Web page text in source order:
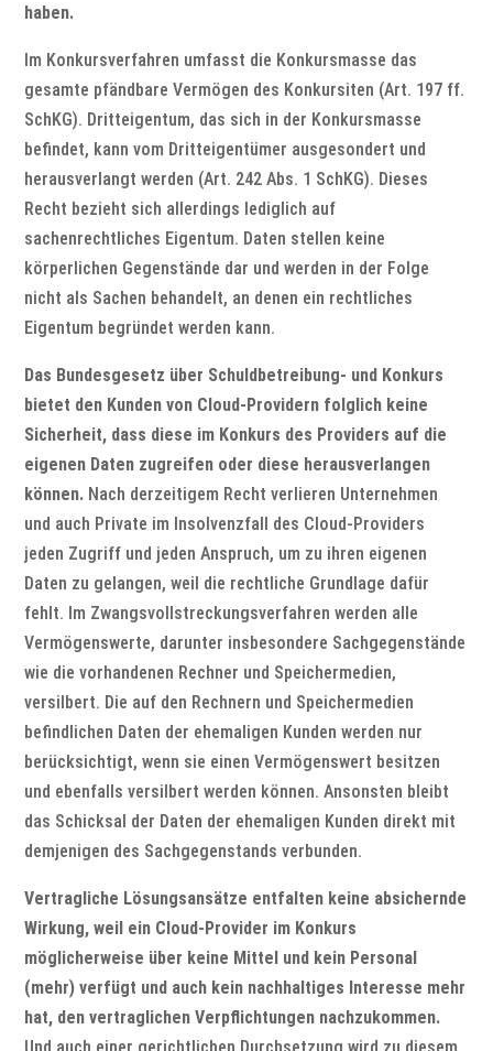
haben.
Im Konkursverfahren umfasst die Konkursmasse das
gesamte pfändbare Vermögen des Konkursiten (Art. 197 ff.
SchKG). Dritteigentum, das sich in der Konkursmasse
befindet, kann vom Dritteigentümer ausgesondert und
herausverlangt werden (Art. 242 Abs. 1 SchKG). Dieses
Recht bezieht sich allerdings lediglich auf
sachenrechtliches Eigentum. Daten stellen keine
körperlichen Gegenstände dar und werden in der Folge
nicht als Sachen behandelt, an denen ein rechtliches
Eigentum begründet werden kann.
Das Bundesgesetz über Schuldbetreibung- und Konkurs
bietet den Kunden von Cloud-Providern folglich keine
Sicherheit, dass diese im Konkurs des Providers auf die
eigenen Daten zugreifen oder diese herausverlangen
können. Nach derzeitigem Recht verlieren Unternehmen
und auch Private im Insolvenzfall des Cloud-Providers
jeden Zugriff und jeden Anspruch, um zu ihren eigenen
Daten zu gelangen, weil die rechtliche Grundlage dafür
fehlt. Im Zwangsvollstreckungsverfahren werden alle
Vermögenswerte, darunter insbesondere Sachgegenstände
wie die vorhandenen Rechner und Speichermedien,
versilbert. Die auf den Rechnern und Speichermedien
befindlichen Daten der ehemaligen Kunden werden nur
berücksichtigt, wenn sie einen Vermögenswert besitzen
und ebenfalls versilbert werden können. Ansonsten bleibt
das Schicksal der Daten der ehemaligen Kunden direkt mit
demjenigen des Sachgegenstands verbunden.
Vertragliche Lösungsansätze entfalten keine absichernde
Wirkung, weil ein Cloud-Provider im Konkurs
möglicherweise über keine Mittel und kein Personal
(mehr) verfügt und auch kein nachhaltiges Interesse mehr
hat, den vertraglichen Verpflichtungen nachzukommen.
Und auch einer gerichtlichen Durchsetzung wird zu diesem